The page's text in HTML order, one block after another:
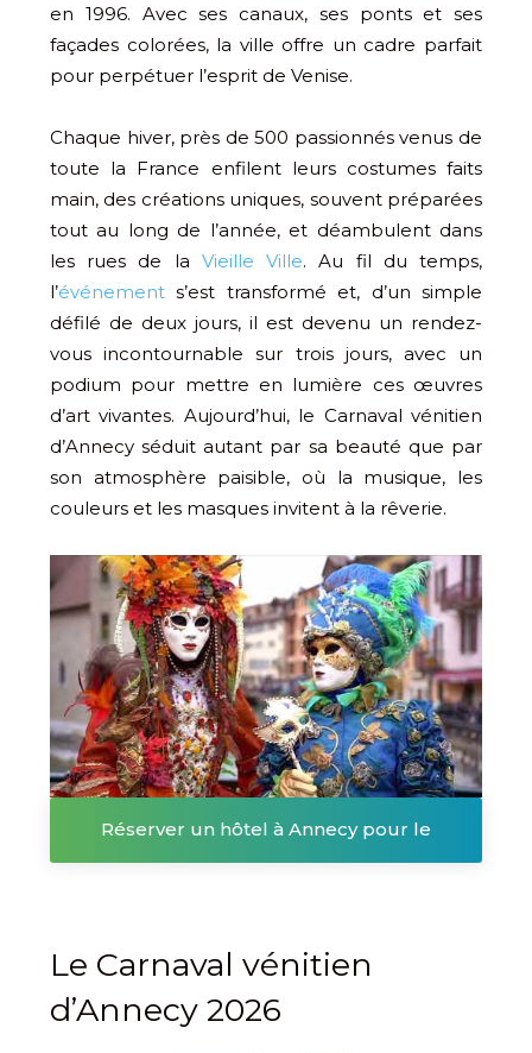
en 1996. Avec ses canaux, ses ponts et ses
façades colorées, la ville offre un cadre parfait
pour perpétuer l’esprit de Venise.
Chaque hiver, près de 500 passionnés venus de
toute la France enfilent leurs costumes faits
main, des créations uniques, souvent préparées
tout au long de l’année, et déambulent dans
les rues de la Vieille Ville. Au fil du temps,
l’événement s’est transformé et, d’un simple
défilé de deux jours, il est devenu un rendez-
vous incontournable sur trois jours, avec un
podium pour mettre en lumière ces œuvres
d’art vivantes. Aujourd’hui, le Carnaval vénitien
d’Annecy séduit autant par sa beauté que par
son atmosphère paisible, où la musique, les
couleurs et les masques invitent à la rêverie.
Réserver un hôtel à Annecy pour le
Le Carnaval vénitien
d’Annecy 2026